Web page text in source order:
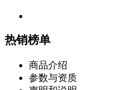
热销榜单
商品介绍
参数与资质